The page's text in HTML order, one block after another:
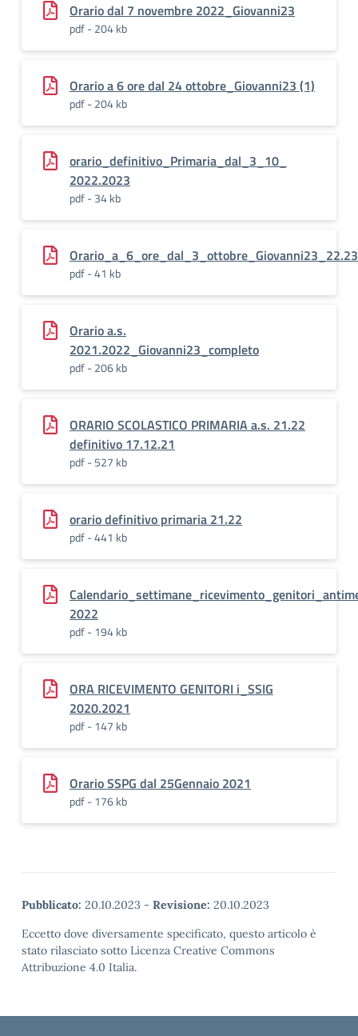
Orario dal 7 novembre 2022_Giovanni23
pdf - 204 kb
Orario a 6 ore dal 24 ottobre_Giovanni23 (1)
pdf - 204 kb
orario_definitivo_Primaria_dal_3_10_
2022.2023
pdf - 34 kb
Orario_a_6_ore_dal_3_ottobre_Giovanni23_22.23
pdf - 41 kb
Orario a.s.
2021.2022_Giovanni23_completo
pdf - 206 kb
ORARIO SCOLASTICO PRIMARIA a.s. 21.22
definitivo 17.12.21
pdf - 527 kb
orario definitivo primaria 21.22
pdf - 441 kb
2022
pdf - 194 kb
ORA RICEVIMENTO GENITORI i_SSIG
2020.2021
pdf - 147 kb
Orario SSPG dal 25Gennaio 2021
pdf - 176 kb
Pubblicato: 20.10.2023 - Revisione: 20.10.2023
Eccetto dove diversamente specificato, questo articolo è
stato rilasciato sotto Licenza Creative Commons
Attribuzione 4.0 Italia.